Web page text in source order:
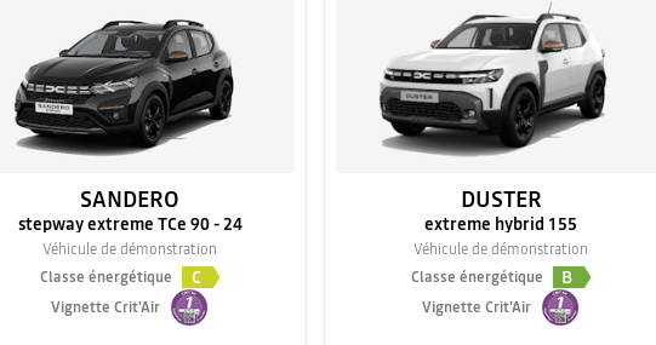
SANDERO
stepway extreme TCe 90 - 24
Véhicule de démonstration
Classe énergétique
C
Vignette Crit'Air
DUSTER
extreme hybrid 155
Véhicule de démonstration
Classe énergétique
B
Vignette Crit'Air